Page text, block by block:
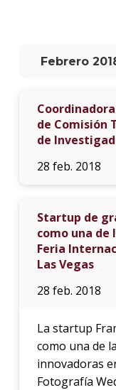
Febrero
de Comisión
de
28 feb. 2018
Startup de
como una de
Feria
Las Vegas
28 feb. 2018
La startup
como una de
innovadoras
Fotografía